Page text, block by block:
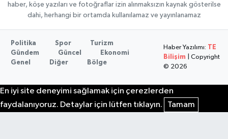
haber, köşe yazıları ve fotoğraflar izin alınmaksızın kaynak gösterilse
dahi, herhangi bir ortamda kullanılamaz ve yayınlanamaz
Politika Spor
Turizm
Gündem
Güncel
Ekonomi
Genel
Diğer Bölge
Haber Yazılımı:
TE
Bilişim | Copyright
© 2026
En iyi site deneyimi sağlamak için çerezlerden
faydalanıyoruz. Detaylar için lütfen tıklayın.
Tamam